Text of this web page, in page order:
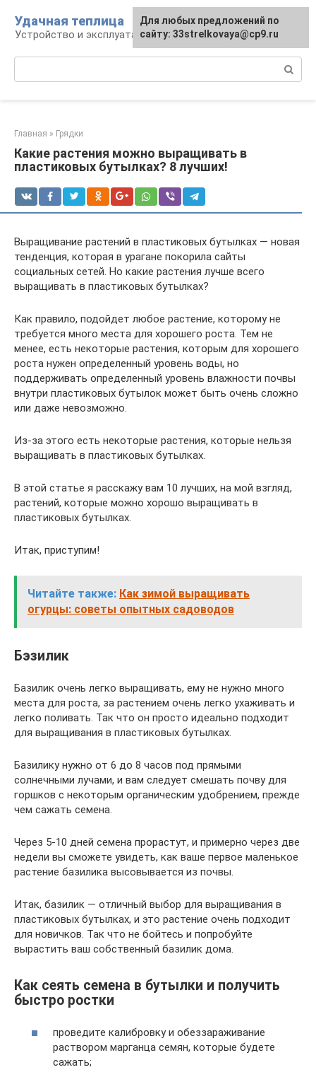
контенту
Удачная теплица
Устройство и эксплуатация теплиц
Главная » Грядки
Какие растения можно выращивать в
пластиковых бутылках? 8 лучших!
Выращивание растений в пластиковых бутылках — новая
тенденция, которая в урагане покорила сайты
социальных сетей. Но какие растения лучше всего
выращивать в пластиковых бутылках?
Как правило, подойдет любое растение, которому не
требуется много места для хорошего роста. Тем не
менее, есть некоторые растения, которым для хорошего
роста нужен определенный уровень воды, но
поддерживать определенный уровень влажности почвы
внутри пластиковых бутылок может быть очень сложно
или даже невозможно.
Из-за этого есть некоторые растения, которые нельзя
выращивать в пластиковых бутылках.
В этой статье я расскажу вам 10 лучших, на мой взгляд,
растений, которые можно хорошо выращивать в
пластиковых бутылках.
Итак, приступим!
Читайте также: Как зимой выращивать
огурцы: советы опытных садоводов
Бэзилик
Базилик очень легко выращивать, ему не нужно много
места для роста, за растением очень легко ухаживать и
легко поливать. Так что он просто идеально подходит
для выращивания в пластиковых бутылках.
Базилику нужно от 6 до 8 часов под прямыми
солнечными лучами, и вам следует смешать почву для
горшков с некоторым органическим удобрением, прежде
чем сажать семена.
Через 5-10 дней семена прорастут, и примерно через две
недели вы сможете увидеть, как ваше первое маленькое
растение базилика высовывается из почвы.
Итак, базилик — отличный выбор для выращивания в
пластиковых бутылках, и это растение очень подходит
для новичков. Так что не бойтесь и попробуйте
вырастить ваш собственный базилик дома.
Как сеять семена в бутылки и получить
быстро ростки
проведите калибровку и обеззараживание
раствором марганца семян, которые будете
сажать;
Для любых предложений по
сайту: 33strelkovaya@cp9.ru